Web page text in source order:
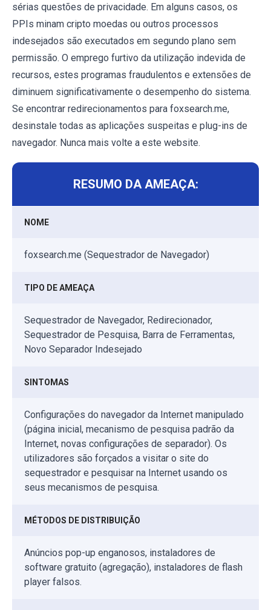
sérias questões de privacidade. Em alguns casos, os
PPIs minam cripto moedas ou outros processos
indesejados são executados em segundo plano sem
permissão. O emprego furtivo da utilização indevida de
recursos, estes programas fraudulentos e extensões de
diminuem significativamente o desempenho do sistema.
Se encontrar redirecionamentos para foxsearch.me,
desinstale todas as aplicações suspeitas e plug-ins de
navegador. Nunca mais volte a este website.
RESUMO DA AMEAÇA:
NOME
foxsearch.me (Sequestrador de Navegador)
TIPO DE AMEAÇA
Sequestrador de Navegador, Redirecionador,
Sequestrador de Pesquisa, Barra de Ferramentas,
Novo Separador Indesejado
SINTOMAS
Configurações do navegador da Internet manipulado
(página inicial, mecanismo de pesquisa padrão da
Internet, novas configurações de separador). Os
utilizadores são forçados a visitar o site do
sequestrador e pesquisar na Internet usando os
seus mecanismos de pesquisa.
MÉTODOS DE DISTRIBUIÇÃO
Anúncios pop-up enganosos, instaladores de
software gratuito (agregação), instaladores de flash
player falsos.